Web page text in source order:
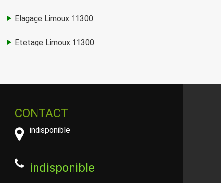
Elagage Limoux 11300
Etetage Limoux 11300
CONTACT
indisponible
indisponible